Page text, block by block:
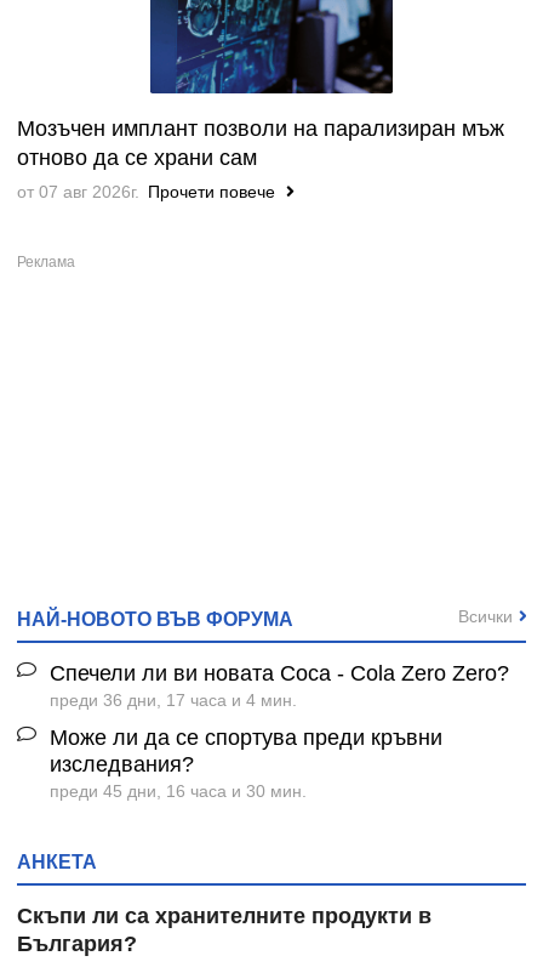
Мозъчен имплант позволи на парализиран мъж
отново да се храни сам
от 07 авг 2026г. Прочети повече
НАЙ-НОВОТО ВЪВ ФОРУМА
Спечели ли ви новата Coca - Cola Zero Zero?
преди 36 дни, 17 часа и 4 мин.
Може ли да се спортува преди кръвни
изследвания?
преди 45 дни, 16 часа и 30 мин.
Всички
АНКЕТА
Скъпи ли са хранителните продукти в
България?